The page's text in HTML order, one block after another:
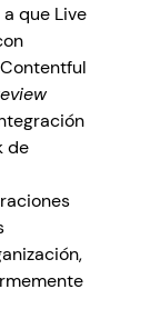
que Live
Live preview
de